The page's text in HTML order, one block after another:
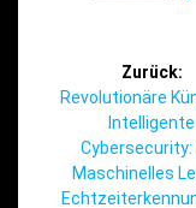
Zurück:
Vorheriger
Beitrag:
Revolutionäre
Intelligente
Cybersecurity:
Maschinelles